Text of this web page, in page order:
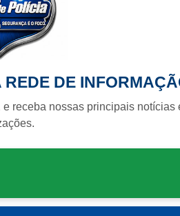
DE
e receba nossas principais notícias